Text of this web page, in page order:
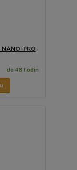
PRO
do 48 hodin